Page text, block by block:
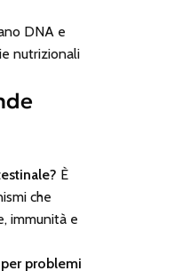
DNA e
nutrizionali
È
che
immunità e
problemi